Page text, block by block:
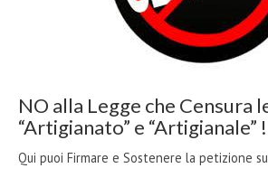
NO alla Legge che Censura
“Artigianato” e “Artigianale” !
Qui puoi Firmare e Sostenere la petizione